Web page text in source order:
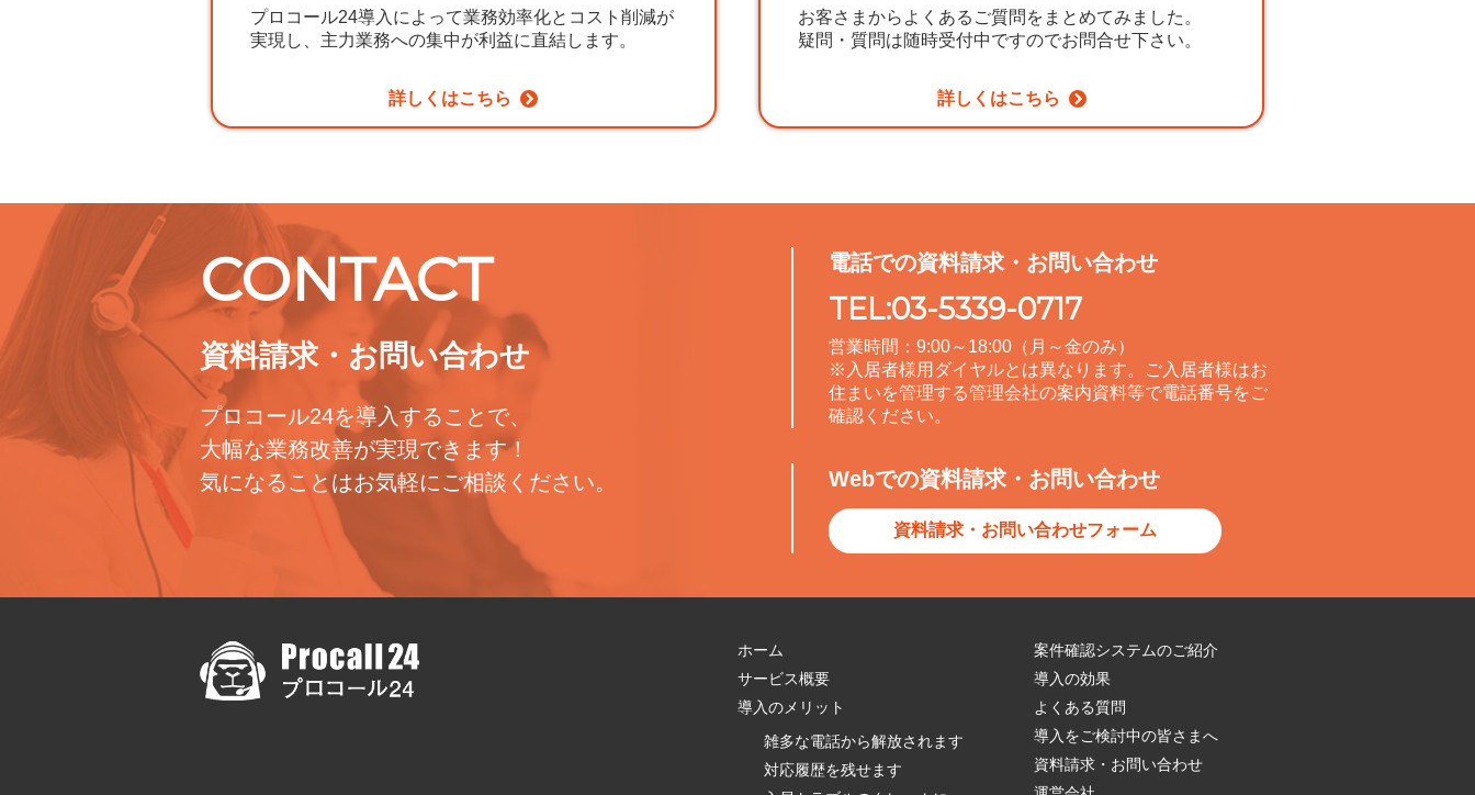
プロコール24導入によって業務効率化とコスト削減が
実現し、主力業務への集中が利益に直結します。
詳しくはこちら
お客さまからよくあるご質問をまとめてみました。
疑問・質問は随時受付中ですのでお問合せ下さい。
詳しくはこちら
CONTACT
資料請求・お問い合わせ
プロコール24を導入することで、
大幅な業務改善が実現できます！
気になることはお気軽にご相談ください。
電話での資料請求・お問い合わせ
TEL:03-5339-0717
営業時間：9:00～18:00（月～金のみ）
※入居者様用ダイヤルとは異なります。ご入居者様はお
住まいを管理する管理会社の案内資料等で電話番号をご
確認ください。
Webでの資料請求・お問い合わせ
資料請求・お問い合わせフォーム
ホーム
サービス概要
導入のメリット
雑多な電話から解放されます
対応履歴を残せます
案件確認システムのご紹介
導入の効果
よくある質問
導入をご検討中の皆さまへ
資料請求・お問い合わせ